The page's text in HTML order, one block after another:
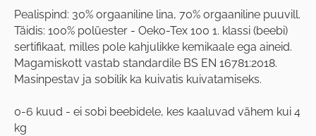
Pealispind: 30% orgaaniline lina, 70% orgaaniline puuvill.
Täidis: 100% polüester - Oeko-Tex 100 1. klassi (beebi)
sertifikaat, milles pole kahjulikke kemikaale ega aineid.
Magamiskott vastab standardile BS EN 16781:2018.
Masinpestav ja sobilik ka kuivatis kuivatamiseks.
0-6 kuud - ei sobi beebidele, kes kaaluvad vähem kui 4
kg